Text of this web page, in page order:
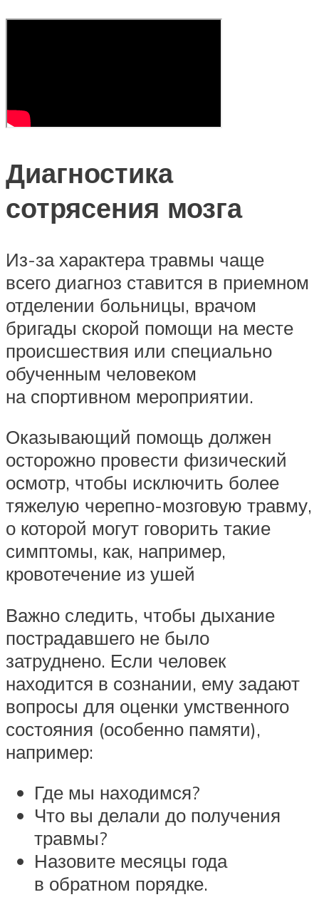
Диагностика
сотрясения мозга
Из-за характера травмы чаще
всего диагноз ставится в приемном
отделении больницы, врачом
бригады скорой помощи на месте
происшествия или специально
обученным человеком
на спортивном мероприятии.
Оказывающий помощь должен
осторожно провести физический
осмотр, чтобы исключить более
тяжелую черепно-мозговую травму,
о которой могут говорить такие
симптомы, как, например,
кровотечение из ушей
Важно следить, чтобы дыхание
пострадавшего не было
затруднено. Если человек
находится в сознании, ему задают
вопросы для оценки умственного
состояния (особенно памяти),
например:
Где мы находимся?
Что вы делали до получения
травмы?
Назовите месяцы года
в обратном порядке.